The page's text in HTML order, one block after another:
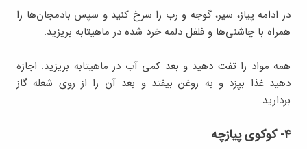
در ادامه پیاز، سیر، گوجه و رب را سرخ کنید و سپس بادمجان‌ها را
همراه با چاشنی‌ها و فلفل دلمه خرد شده در ماهیتابه بریزید.
همه مواد را تفت دهید و بعد کمی آب در ماهیتابه بریزید. اجازه
دهید غذا بپزد و به روغن بیفتد و بعد آن را از روی شعله گاز
بردارید.
۴- کوکوی پیازچه